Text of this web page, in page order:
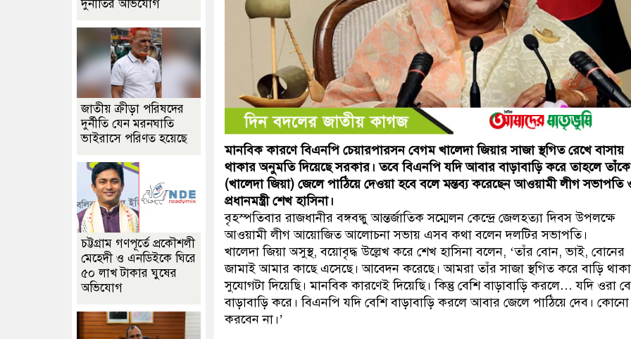
মানবিক কারণে বিএনপি চেয়ারপারসন বেগম খালেদা জিয়ার সাজা স্থগিত রেখে বাসায়
থাকার অনুমতি দিয়েছে সরকার। তবে বিএনপি যদি আবার বাড়াবাড়ি করে তাহলে তাঁকে
(খালেদা জিয়া) জেলে পাঠিয়ে দেওয়া হবে বলে মন্তব্য করেছেন আওয়ামী লীগ সভাপতি
প্রধানমন্ত্রী শেখ হাসিনা।
বৃহস্পতিবার রাজধানীর বঙ্গবন্ধু আন্তর্জাতিক সম্মেলন কেন্দ্রে জেলহত্যা দিবস উপলক্ষে
আওয়ামী লীগ আয়োজিত আলোচনা সভায় এসব কথা বলেন দলটির সভাপতি।
খালেদা জিয়া অসুস্থ, বয়োবৃদ্ধ উল্লেখ করে শেখ হাসিনা বলেন, ‘তাঁর বোন, ভাই, বোনের
জামাই আমার কাছে এসেছে। আবেদন করেছে। আমরা তাঁর সাজা স্থগিত করে বাড়ি
সুযোগটা দিয়েছি। মানবিক কারণেই দিয়েছি। কিন্তু বেশি বাড়াবাড়ি করলে… যদি ওরা
বাড়াবাড়ি করে। বিএনপি যদি বেশি বাড়াবাড়ি করলে আবার জেলে পাঠিয়ে দেব। কোনো
করবেন না।’
দুর্নীতির অভিযোগ
জাতীয় ক্রীড়া পরিষদের
দুর্নীতি যেন মরনঘাতি
ভাইরাসে পরিণত হয়েছে
চট্টগ্রাম গণপূর্তে প্রকৌশলী
মেহেদী ও এনডিইকে ঘিরে
৫০ লাখ টাকার ঘুষের
অভিযোগ